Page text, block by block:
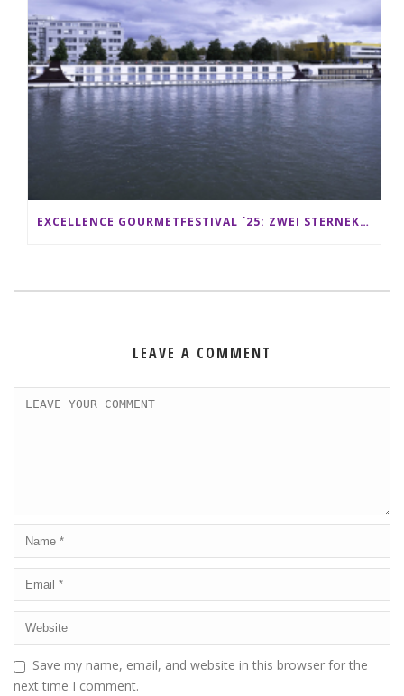
EXCELLENCE GOURMETFESTIVAL ´25: ZWEI STERNEKÖCHE ANTONIO GUIDA & DARIO MORESCO VERWÖHNEN IHRE GÄSTE AUF EINER LUXERIÖSEN SCHIFFSREISE
LEAVE A COMMENT
Save my name, email, and website in this browser for the
next time I comment.